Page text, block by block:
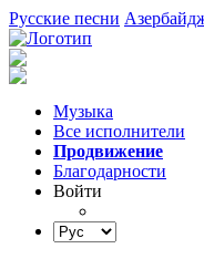
Русские песни
Музыка
Все исполнители
Продвижение
Благодарности
Войти